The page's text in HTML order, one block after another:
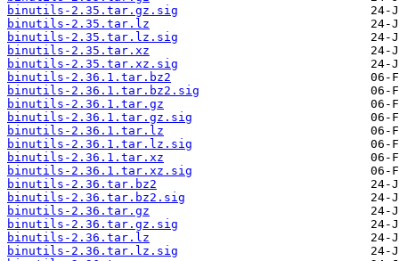
binutils-2.35.tar.gz.sig
binutils-2.35.tar.lz
binutils-2.35.tar.lz.sig
binutils-2.35.tar.xz
binutils-2.35.tar.xz.sig
binutils-2.36.1.tar.bz2
binutils-2.36.1.tar.bz2.sig
binutils-2.36.1.tar.gz
binutils-2.36.1.tar.gz.sig
binutils-2.36.1.tar.lz
binutils-2.36.1.tar.lz.sig
binutils-2.36.1.tar.xz
binutils-2.36.1.tar.xz.sig
binutils-2.36.tar.bz2
binutils-2.36.tar.bz2.sig
binutils-2.36.tar.gz
binutils-2.36.tar.gz.sig
binutils-2.36.tar.lz
binutils-2.36.tar.lz.sig